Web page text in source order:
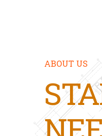
ABOUT US